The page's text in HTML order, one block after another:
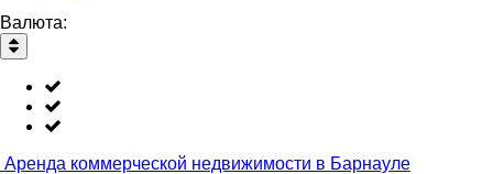
Валюта:
Аренда коммерческой недвижимости в Барнауле